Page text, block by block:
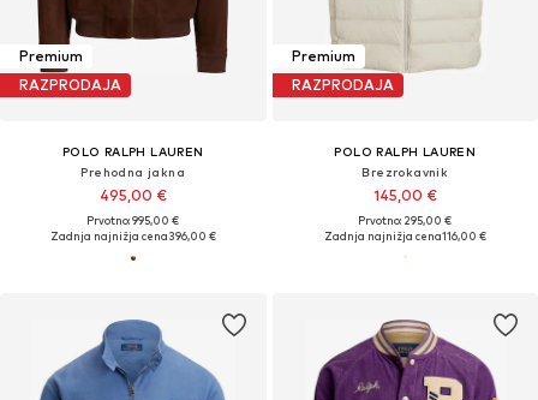
Premium
RAZPRODAJA
POLO RALPH LAUREN
Prehodna jakna
495,00 €
Prvotno: 995,00 €
Zadnja najnižja cena396,00 €
Premium
RAZPRODAJA
POLO RALPH LAUREN
Brezrokavnik
145,00 €
Prvotno: 295,00 €
Zadnja najnižja cena116,00 €